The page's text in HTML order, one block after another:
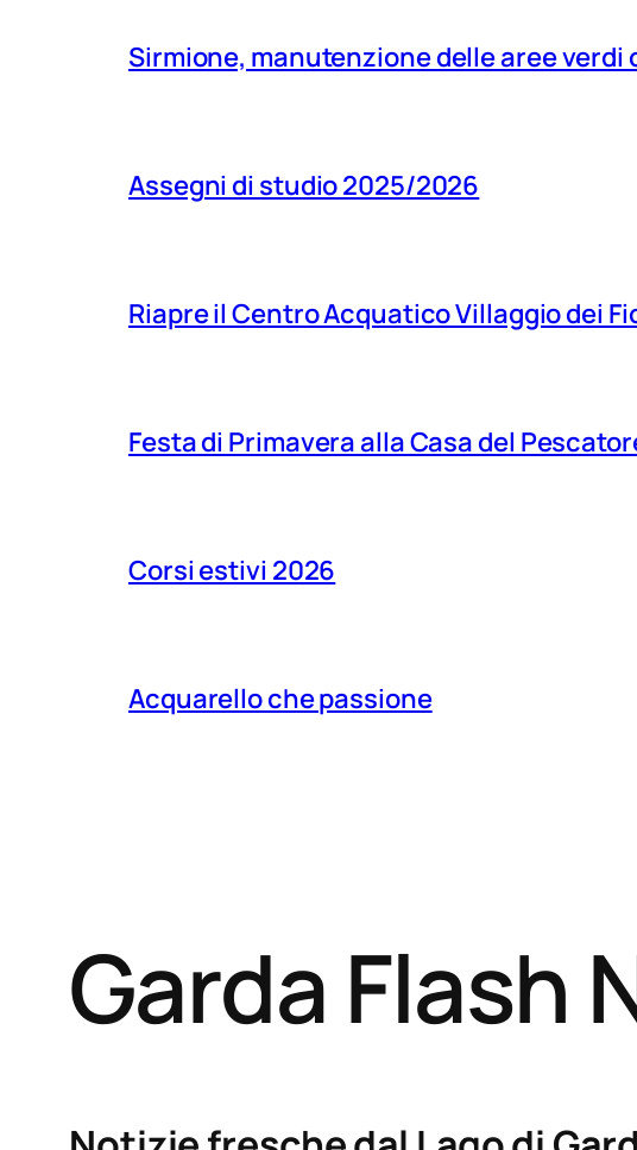
Sirmione, manutenzione delle aree
Assegni di studio 2025/2026
Riapre il Centro Acquatico Villaggio dei
Festa di Primavera alla Casa del
Corsi estivi 2026
Acquarello che passione
Garda Flash